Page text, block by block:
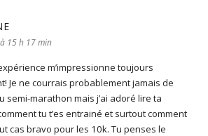
15 h 17 min
m’impressionne toujours
Je ne courrais probablement jamais de
semi-marathon mais j’ai adoré lire ta
tu t’es entrainé et surtout comment
cas bravo pour les 10k. Tu penses le